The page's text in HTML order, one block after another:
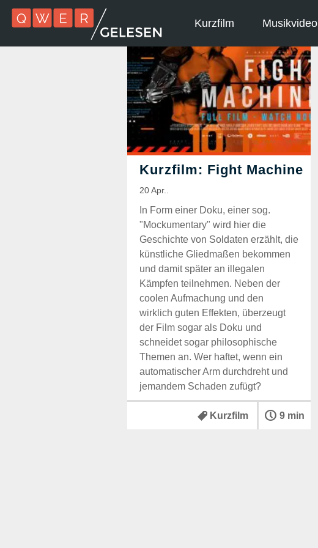
Kurzfilm Musikvideo
In Form einer Doku, einer sog.
"Mockumentary" wird hier die
Geschichte von Soldaten erzählt, die
künstliche Gliedmaßen bekommen
und damit später an illegalen
Kämpfen teilnehmen. Neben der
coolen Aufmachung und den
wirklich guten Effekten, überzeugt
der Film sogar als Doku und
schneidet sogar philosophische
Themen an. Wer haftet, wenn ein
automatischer Arm durchdreht und
jemandem Schaden zufügt?
Kurzfilm 9 min